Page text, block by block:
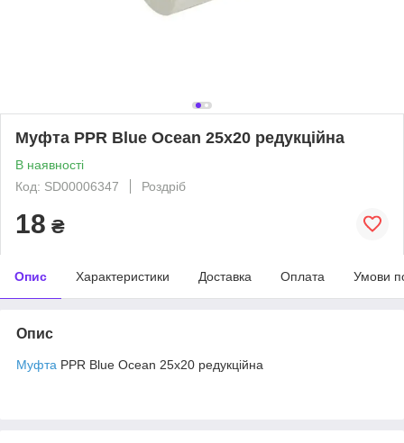
Муфта PPR Blue Ocean 25х20 редукційна
В наявності
Код: SD00006347
Роздріб
18 ₴
Опис Характеристики Доставка Оплата Умови
Опис
Муфта PPR Blue Ocean 25х20 редукційна